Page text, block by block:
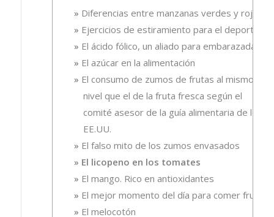
Diferencias entre manzanas verdes y rojas
Ejercicios de estiramiento para el deporte
El ácido fólico, un aliado para embarazadas.
El azúcar en la alimentación
El consumo de zumos de frutas al mismo
nivel que el de la fruta fresca según el
comité asesor de la guía alimentaria de los
EE.UU.
El falso mito de los zumos envasados
El licopeno en los tomates
El mango. Rico en antioxidantes
El mejor momento del día para comer fruta
El melocotón